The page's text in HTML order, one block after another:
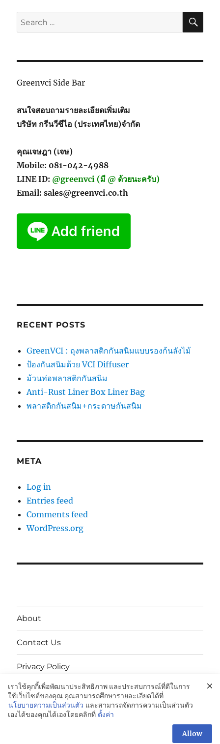
จาก
เยอรมั
Search
for:
Greenvci Side Bar
สนใจสอบถามรายละเอียดเพิ่มเติม
บริษัท กรีนวีซีไอ (ประเทศไทย)จำกัด
คุณเจษฎา (เจษ)
Mobile: 081-042-4988
LINE ID: @greenvci (มี @ ด้วยนะครับ)
Email: sales@greenvci.co.th
RECENT POSTS
GreenVCI : ถุงพลาสติกกันสนิมแบบรองก้นลังไม้
ป้องกันสนิมด้วย VCI Diffuser
ม้วนท่อพลาสติกกันสนิม
Anti-Rust Liner Box Liner Bag
พลาสติกกันสนิม+กระดาษกันสนิม
META
Log in
Entries feed
Comments feed
WordPress.org
About
Contact Us
Privacy Policy
นโยบายความเป็นส่วนตัว
VCI Anti-Rust Packaging: ‭081-042-4988
เราใช้คุกกี้เพื่อพัฒนาประสิทธิภาพ และประสบการณ์ที่ดีในการ
ใช้เว็บไซต์ของคุณ คุณสามารถศึกษารายละเอียดได้ที่
นโยบายความเป็นส่วนตัว และสามารถจัดการความเป็นส่วนตัว
เองได้ของคุณได้เองโดยคลิกที่ ตั้งค่า
Allow